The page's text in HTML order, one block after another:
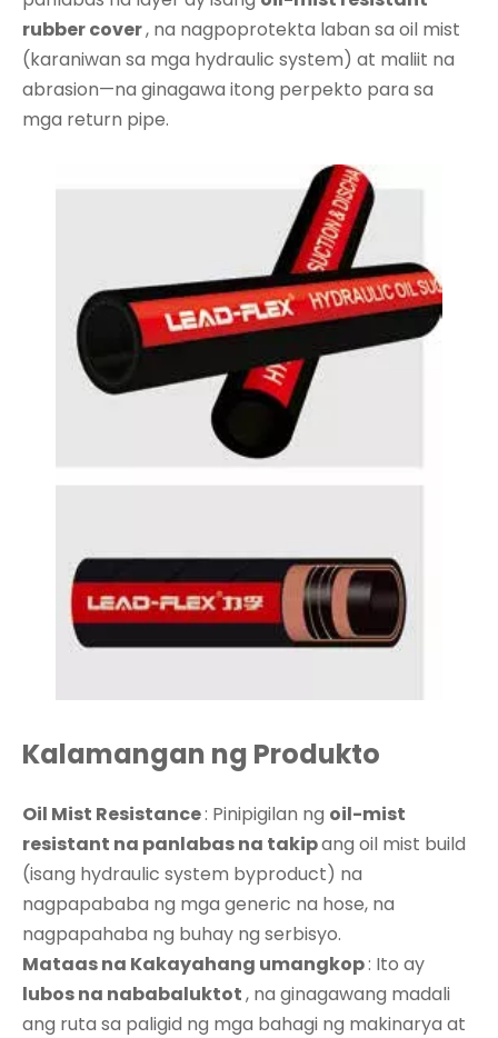
rubber cover, na nagpoprotekta laban sa oil mist
(karaniwan sa mga hydraulic system) at maliit na
abrasion—na ginagawa itong perpekto para sa
mga return pipe.
Kalamangan ng Produkto
Oil Mist Resistance: Pinipigilan ng oil-mist
resistant na panlabas na takipang oil mist build
(isang hydraulic system byproduct) na
nagpapababa ng mga generic na hose, na
nagpapahaba ng buhay ng serbisyo.
Mataas na Kakayahang umangkop: Ito ay
lubos na nababaluktot, na ginagawang madali
ang ruta sa paligid ng mga bahagi ng makinarya at